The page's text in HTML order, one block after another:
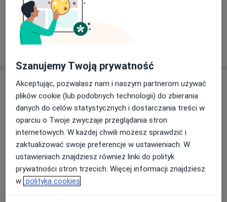
290 zł Szczegóły
W jaki sposób ustalane są ceny?
Adresy (5)
Adres 1 Adres 2 Adres 3 Adres 4 Adres 5
Centrum Medyczne Grupa LUX MED
Medycyna Rodzinna – Szczecin, ul.
Odzieżowa 12a
ul. Odzieżowa 12a,
Szanujemy Twoją prywatność
Akceptując, pozwalasz nam i naszym partnerom używać
plików cookie (lub podobnych technologii) do zbierania
danych do celów statystycznych i dostarczania treści w
oparciu o Twoje zwyczaje przeglądania stron
internetowych. W każdej chwili możesz sprawdzić i
zaktualizować swoje preferencje w ustawieniach. W
ustawieniach znajdziesz również linki do polityk
prywatności stron trzecich. Więcej informacji znajdziesz
w polityka cookies